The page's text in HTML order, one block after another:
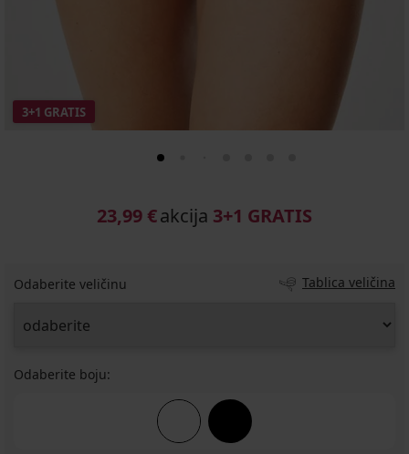
3+1 GRATIS
23,99 €akcija 3+1 GRATIS
Odaberite veličinu Tablica veličina
Odaberite boju: